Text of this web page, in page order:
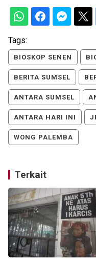
Tags:
BIOSKOP SENEN
BERITA SUMSEL
ANTARA SUMSEL
ANTARA HARI INI
WONG PALEMBA
Terkait